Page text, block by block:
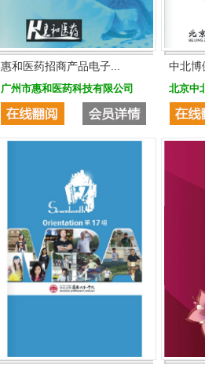
惠和医药招商产品电子...
广州市惠和医药科技有限公司
中北博
北京中